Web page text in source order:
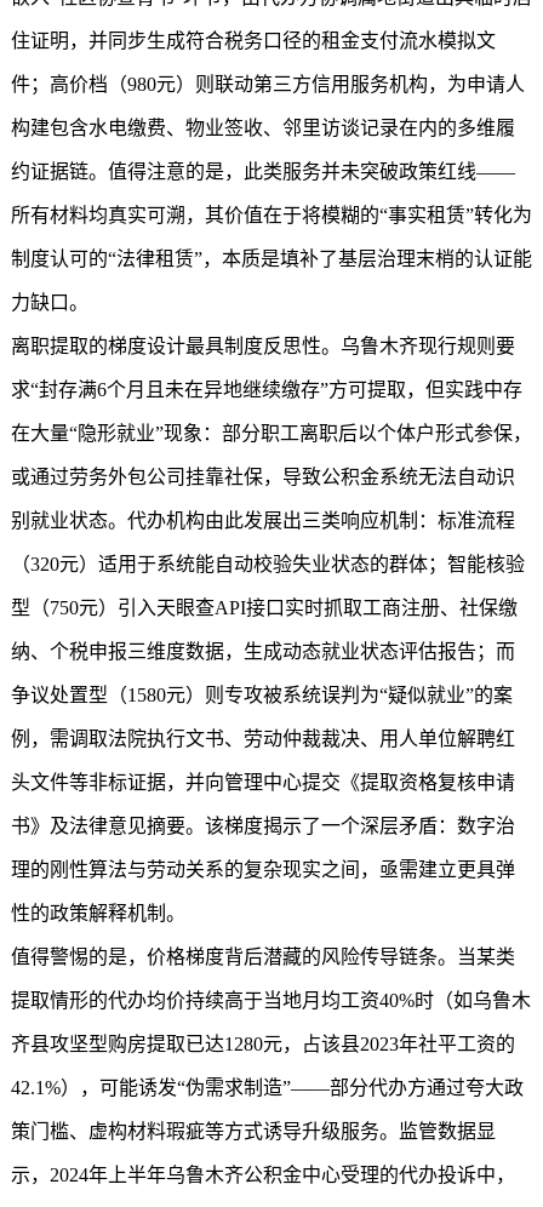
住证明，并同步生成符合税务口径的租金支付流水模拟文
件；高价档（980元）则联动第三方信用服务机构，为申请人
构建包含水电缴费、物业签收、邻里访谈记录在内的多维履
约证据链。值得注意的是，此类服务并未突破政策红线——
所有材料均真实可溯，其价值在于将模糊的“事实租赁”转化为
制度认可的“法律租赁”，本质是填补了基层治理末梢的认证能
力缺口。
离职提取的梯度设计最具制度反思性。乌鲁木齐现行规则要
求“封存满6个月且未在异地继续缴存”方可提取，但实践中存
在大量“隐形就业”现象：部分职工离职后以个体户形式参保，
或通过劳务外包公司挂靠社保，导致公积金系统无法自动识
别就业状态。代办机构由此发展出三类响应机制：标准流程
（320元）适用于系统能自动校验失业状态的群体；智能核验
型（750元）引入天眼查API接口实时抓取工商注册、社保缴
纳、个税申报三维度数据，生成动态就业状态评估报告；而
争议处置型（1580元）则专攻被系统误判为“疑似就业”的案
例，需调取法院执行文书、劳动仲裁裁决、用人单位解聘红
头文件等非标证据，并向管理中心提交《提取资格复核申请
书》及法律意见摘要。该梯度揭示了一个深层矛盾：数字治
理的刚性算法与劳动关系的复杂现实之间，亟需建立更具弹
性的政策解释机制。
值得警惕的是，价格梯度背后潜藏的风险传导链条。当某类
提取情形的代办均价持续高于当地月均工资40%时（如乌鲁木
齐县攻坚型购房提取已达1280元，占该县2023年社平工资的
42.1%），可能诱发“伪需求制造”——部分代办方通过夸大政
策门槛、虚构材料瑕疵等方式诱导升级服务。监管数据显
示，2024年上半年乌鲁木齐公积金中心受理的代办投诉中，